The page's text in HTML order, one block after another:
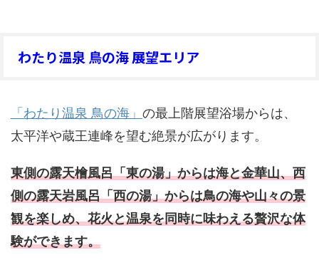
わたり温泉 鳥の海 展望エリア
「わたり温泉 鳥の海」 の最上階展望浴場からは、
太平洋や蔵王連峰を望む絶景が広がります。
東側の露天檜風呂「東の湯」からは海と金華山、西
側の露天岩風呂「西の湯」からは鳥の海や山々の景
観を楽しめ、花火と温泉を同時に味わえる贅沢な体
験ができます。